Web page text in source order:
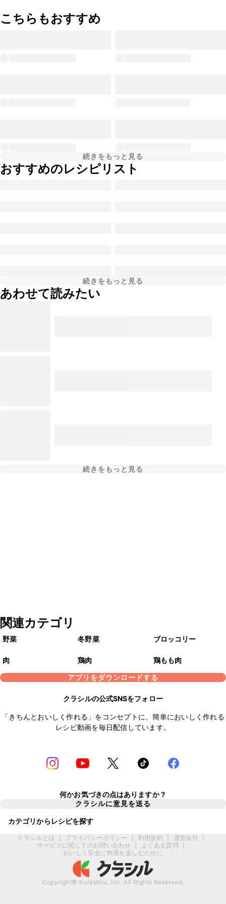
こちらもおすすめ
続きをもっと見る
おすすめのレシピリスト
続きをもっと見る
あわせて読みたい
続きをもっと見る
関連カテゴリ
野菜 冬野菜 ブロッコリー
肉 鶏肉
鶏もも肉
アプリをダウンロードする
クラシルの公式SNSをフォロー
「きちんとおいしく作れる」をコンセプトに、簡単においしく作れる
レシピ動画を毎日配信しています。
何かお気づきの点はありますか？
クラシルに意見を送る
カテゴリからレシピを探す
クラシルとは プライバシーポリシー 利用規約 運営会社
サービスに関してのお問い合わせ
よくある質問
おいしく安全に料理を楽しむために
Copyright© Kurashiru, Inc. All Rights Reserved.